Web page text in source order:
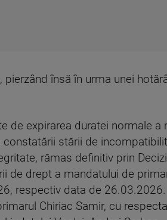
însă în urma unei
de expirarea duratei normale a
stării de
rămas definitiv prin
de drept a mandatului de
respectiv data de
Chiriac Samir, cu